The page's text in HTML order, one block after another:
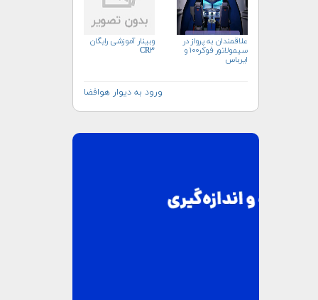
علاقمندان به پرواز در
سیمولاتور فوکر۱۰۰ و
ایرباس
وبینار آموزشی رایگان
CR۳
ورود به دیوار هوافضا